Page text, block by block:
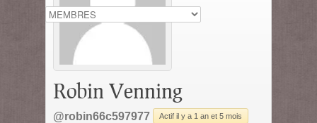
Robin Venning
@robin66c597977 Actif il y a 1 an et 5 mois